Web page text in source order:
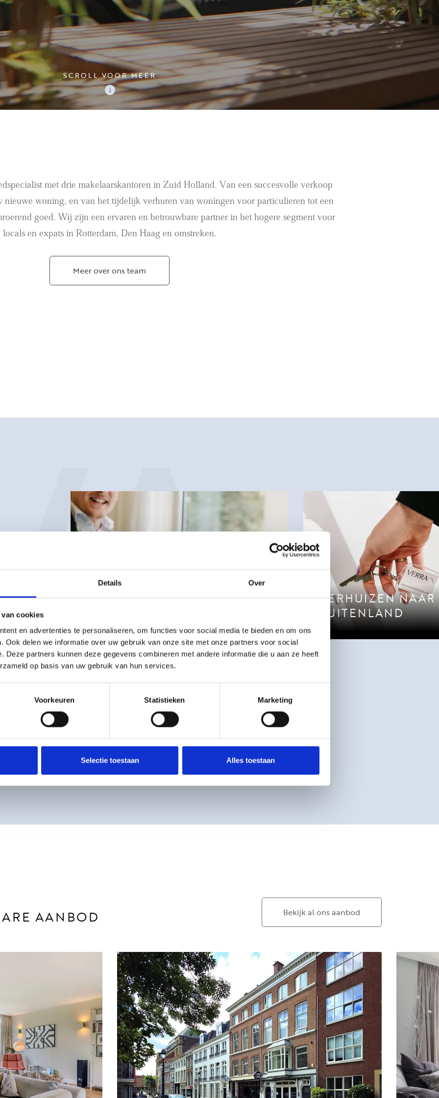
Details Over
van cookies
en advertenties te personaliseren, om functies voor social media te bieden en om ons
Ook delen we informatie over uw gebruik van onze site met onze partners voor social
Deze partners kunnen deze gegevens combineren met andere informatie die u aan ze heeft
op basis van uw gebruik van hun services.
Voorkeuren Statistieken Marketing
Selectie toestaan Alles toestaan
SCROLL VOOR MEER
met drie makelaarskantoren in Zuid Holland. Van een succesvolle verkoop
nieuwe woning, en van het tijdelijk verhuren van woningen voor particulieren tot een
goed. Wij zijn een ervaren en betrouwbare partner in het hogere segment voor
locals en expats in Rotterdam, Den Haag en omstreken.
Meer over ons team
VERHUIZEN BINNEN
VERHUIZEN NAAR
BUITENLAND
1/ 3
AANBOD Bekijk al ons aanbod